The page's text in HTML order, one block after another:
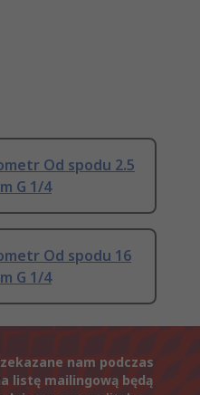
Od spodu 2.5
G 1/4
Od spodu 16
G 1/4
nam podczas
listę mailingową będą